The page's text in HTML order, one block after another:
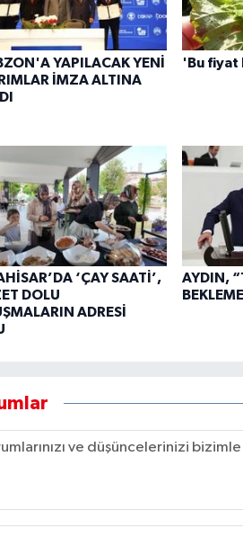
YAPILACAK YENİ
İMZA ALTINA
'Bu fiyat
‘ÇAY SAATİ’,
DOLU
ADRESİ
AYDIN,